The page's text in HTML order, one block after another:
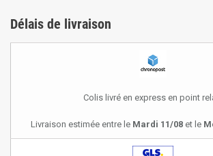
Délais de livraison
Colis livré en express en point
Livraison estimée entre le Mardi 11/08 et le